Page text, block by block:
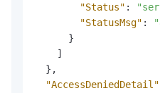
"Status" :
"StatusMsg" :
}
]
} ,
"AccessDeniedDetail"